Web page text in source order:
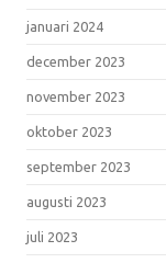
januari 2024
december 2023
november 2023
oktober 2023
september 2023
augusti 2023
juli 2023